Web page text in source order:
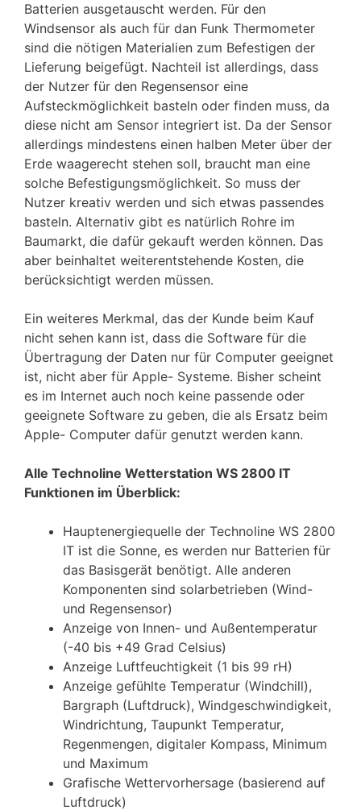
Batterien ausgetauscht werden. Für den
Windsensor als auch für dan Funk Thermometer
sind die nötigen Materialien zum Befestigen der
Lieferung beigefügt. Nachteil ist allerdings, dass
der Nutzer für den Regensensor eine
Aufsteckmöglichkeit basteln oder finden muss, da
diese nicht am Sensor integriert ist. Da der Sensor
allerdings mindestens einen halben Meter über der
Erde waagerecht stehen soll, braucht man eine
solche Befestigungsmöglichkeit. So muss der
Nutzer kreativ werden und sich etwas passendes
basteln. Alternativ gibt es natürlich Rohre im
Baumarkt, die dafür gekauft werden können. Das
aber beinhaltet weiterentstehende Kosten, die
berücksichtigt werden müssen.
Ein weiteres Merkmal, das der Kunde beim Kauf
nicht sehen kann ist, dass die Software für die
Übertragung der Daten nur für Computer geeignet
ist, nicht aber für Apple- Systeme. Bisher scheint
es im Internet auch noch keine passende oder
geeignete Software zu geben, die als Ersatz beim
Apple- Computer dafür genutzt werden kann.
Alle Technoline Wetterstation WS 2800 IT
Funktionen im Überblick:
Hauptenergiequelle der Technoline WS 2800
IT ist die Sonne, es werden nur Batterien für
das Basisgerät benötigt. Alle anderen
Komponenten sind solarbetrieben (Wind-
und Regensensor)
Anzeige von Innen- und Außentemperatur
(-40 bis +49 Grad Celsius)
Anzeige Luftfeuchtigkeit (1 bis 99 rH)
Anzeige gefühlte Temperatur (Windchill),
Bargraph (Luftdruck), Windgeschwindigkeit,
Windrichtung, Taupunkt Temperatur,
Regenmengen, digitaler Kompass, Minimum
und Maximum
Grafische Wettervorhersage (basierend auf
Luftdruck)